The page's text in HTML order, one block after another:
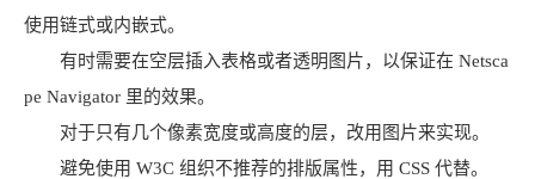
使用链式或内嵌式。
有时需要在空层插入表格或者透明图片，以保证在 Netsca
pe Navigator 里的效果。
对于只有几个像素宽度或高度的层，改用图片来实现。
避免使用 W3C 组织不推荐的排版属性，用 CSS 代替。